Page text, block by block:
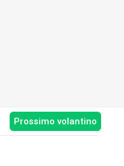
Prossimo volantino